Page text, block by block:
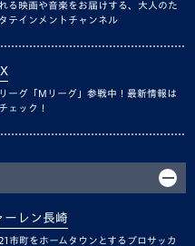
る映画や音楽をお届けする、大人のた
テインメントチャンネル
ーグ「Mリーグ」参戦中！最新情報は
ェック！
ーレン長崎
市町をホームタウンとするプロサッカ